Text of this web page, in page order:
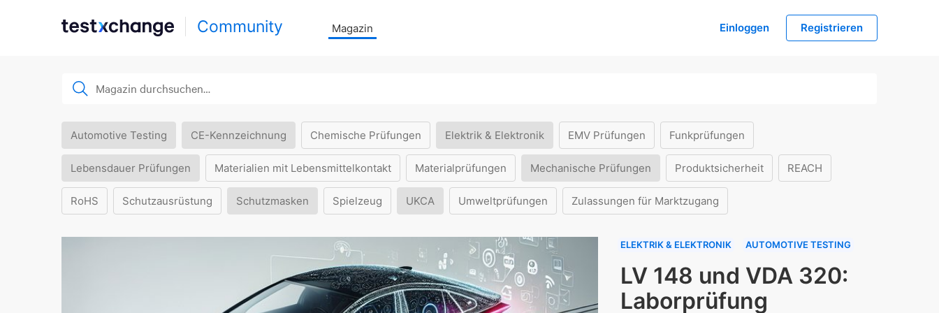
Community Magazin Einloggen Registrieren
Automotive Testing CE-Kennzeichnung Chemische Prüfungen Elektrik & Elektronik EMV Prüfungen Funkprüfungen
Lebensdauer Prüfungen Materialien mit Lebensmittelkontakt Materialprüfungen Mechanische Prüfungen Produktsicherheit REACH
RoHS Schutzausrüstung Schutzmasken Spielzeug UKCA Umweltprüfungen Zulassungen für Marktzugang
ELEKTRIK & ELEKTRONIK AUTOMOTIVE TESTING
LV 148 und VDA 320:
Laborprüfung